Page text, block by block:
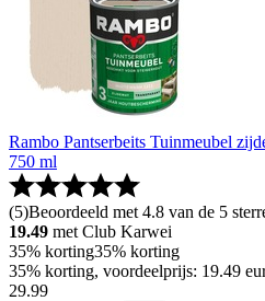
Rambo Pantserbeits Tuinmeubel
750 ml
(5)Beoordeeld met 4.8 van de 5
19.49 met Club Karwei
35% korting35% korting
35% korting, voordeelprijs: 19.49
29.99